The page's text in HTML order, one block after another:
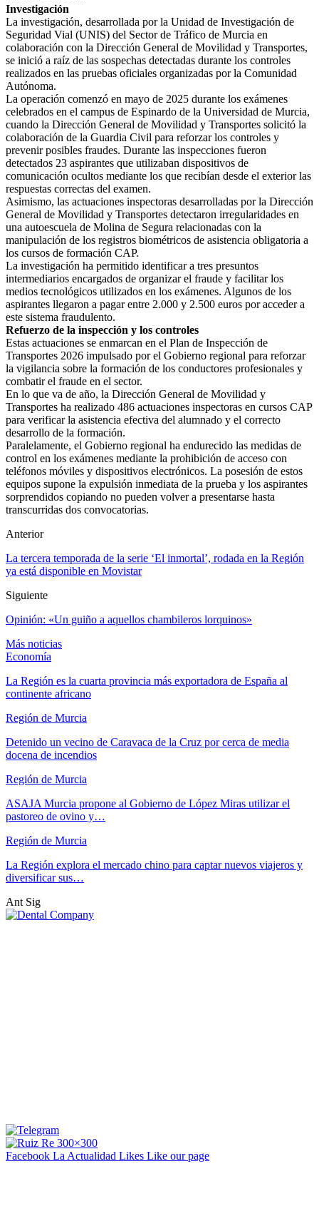
Investigación
La investigación, desarrollada por la Unidad de Investigación de
Seguridad Vial (UNIS) del Sector de Tráfico de Murcia en
colaboración con la Dirección General de Movilidad y Transportes,
se inició a raíz de las sospechas detectadas durante los controles
realizados en las pruebas oficiales organizadas por la Comunidad
Autónoma.
La operación comenzó en mayo de 2025 durante los exámenes
celebrados en el campus de Espinardo de la Universidad de Murcia,
cuando la Dirección General de Movilidad y Transportes solicitó la
colaboración de la Guardia Civil para reforzar los controles y
prevenir posibles fraudes. Durante las inspecciones fueron
detectados 23 aspirantes que utilizaban dispositivos de
comunicación ocultos mediante los que recibían desde el exterior las
respuestas correctas del examen.
Asimismo, las actuaciones inspectoras desarrolladas por la Dirección
General de Movilidad y Transportes detectaron irregularidades en
una autoescuela de Molina de Segura relacionadas con la
manipulación de los registros biométricos de asistencia obligatoria a
los cursos de formación CAP.
La investigación ha permitido identificar a tres presuntos
intermediarios encargados de organizar el fraude y facilitar los
medios tecnológicos utilizados en los exámenes. Algunos de los
aspirantes llegaron a pagar entre 2.000 y 2.500 euros por acceder a
este sistema fraudulento.
Refuerzo de la inspección y los controles
Estas actuaciones se enmarcan en el Plan de Inspección de
Transportes 2026 impulsado por el Gobierno regional para reforzar
la vigilancia sobre la formación de los conductores profesionales y
combatir el fraude en el sector.
En lo que va de año, la Dirección General de Movilidad y
Transportes ha realizado 486 actuaciones inspectoras en cursos CAP
para verificar la asistencia efectiva del alumnado y el correcto
desarrollo de la formación.
Paralelamente, el Gobierno regional ha endurecido las medidas de
control en los exámenes mediante la prohibición de acceso con
teléfonos móviles y dispositivos electrónicos. La posesión de estos
equipos supone la expulsión inmediata de la prueba y los aspirantes
sorprendidos copiando no pueden volver a presentarse hasta
transcurridas dos convocatorias.
Anterior
La tercera temporada de la serie ‘El inmortal’, rodada en la Región
ya está disponible en Movistar
Siguiente
Opinión: «Un guiño a aquellos chambileros lorquinos»
Más noticias
Economía
La Región es la cuarta provincia más exportadora de España al
continente africano
Región de Murcia
Detenido un vecino de Caravaca de la Cruz por cerca de media
docena de incendios
Región de Murcia
ASAJA Murcia propone al Gobierno de López Miras utilizar el
pastoreo de ovino y…
Región de Murcia
La Región explora el mercado chino para captar nuevos viajeros y
diversificar sus…
Ant Sig
Facebook La Actualidad Likes Like our page